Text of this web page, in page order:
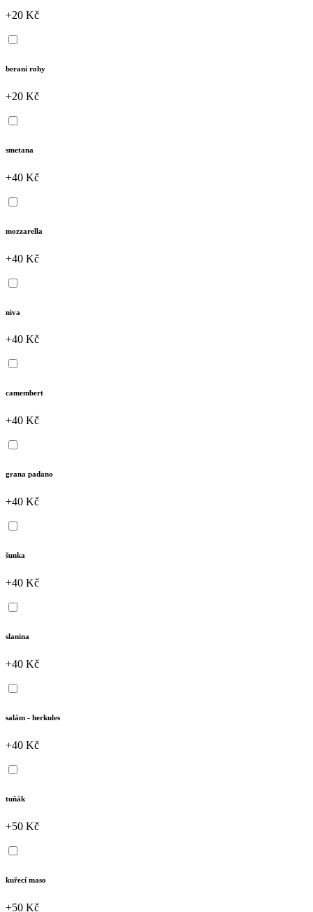
+20 Kč
beraní rohy
+20 Kč
smetana
+40 Kč
mozzarella
+40 Kč
niva
+40 Kč
camembert
+40 Kč
grana padano
+40 Kč
šunka
+40 Kč
slanina
+40 Kč
salám - herkules
+40 Kč
tuňák
+50 Kč
kuřecí maso
+50 Kč